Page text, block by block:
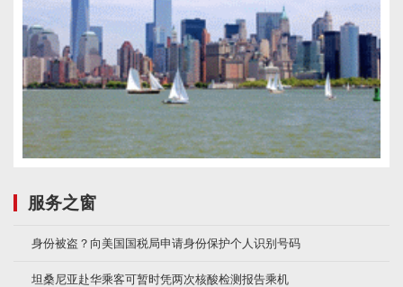
服务之窗
身份被盗？向美国国税局申请身份保护个人识别号码
坦桑尼亚赴华乘客可暂时凭两次核酸检测报告乘机